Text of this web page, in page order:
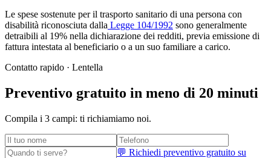
Le spese sostenute per il trasporto sanitario di una persona con
disabilità riconosciuta dalla Legge 104/1992 sono generalmente
detraibili al 19% nella dichiarazione dei redditi, previa emissione di
fattura intestata al beneficiario o a un suo familiare a carico.
Contatto rapido · Lentella
Preventivo gratuito in meno di 20 minuti
Compila i 3 campi: ti richiamiamo noi.
💬 Richiedi preventivo gratuito su